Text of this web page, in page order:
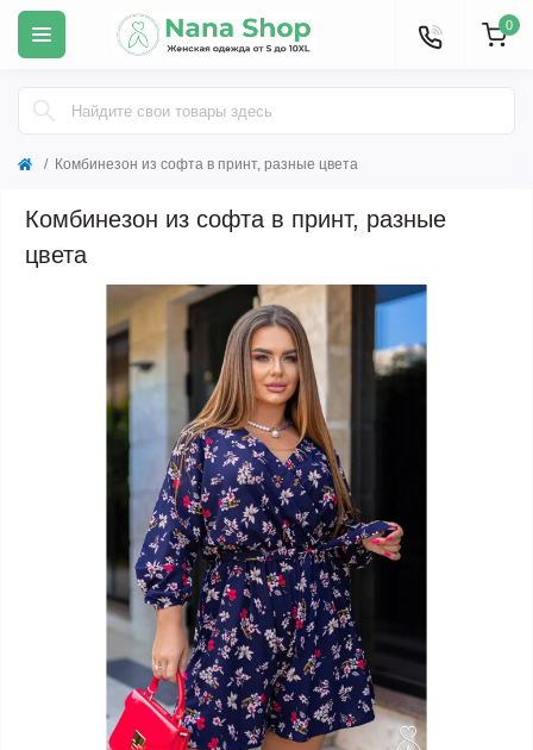
0
Комбинезон из софта в принт, разные цвета
Комбинезон из софта в принт, разные
цвета